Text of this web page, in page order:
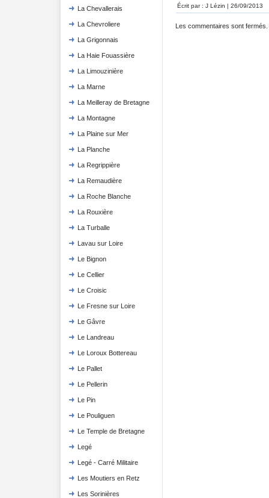
La Chevallerais
La Chevroliere
La Grigonnais
La Haie Fouassière
La Limouzinière
La Marne
La Meilleray de Bretagne
La Montagne
La Plaine sur Mer
La Planche
La Regrippière
La Remaudière
La Roche Blanche
La Rouxière
La Turballe
Lavau sur Loire
Le Bignon
Le Cellier
Le Croisic
Le Fresne sur Loire
Le Gâvre
Le Landreau
Le Loroux Bottereau
Le Pallet
Le Pellerin
Le Pin
Le Pouliguen
Le Temple de Bretagne
Legé
Legé - Carré Militaire
Les Moutiers en Retz
Les Sorinières
Écrit par : J Lézin | 26/09/2013
Les commentaires sont fermés.